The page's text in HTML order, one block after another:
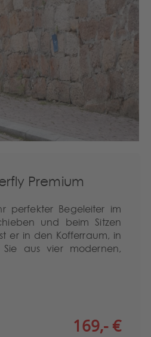
Premium
perfekter Begeleiter im
und beim Sitzen
er in den Kofferraum, in
aus vier modernen,
169,- €